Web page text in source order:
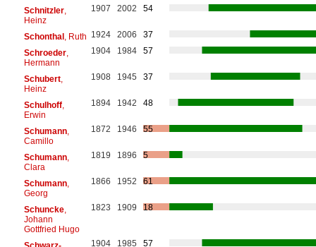
Schnitzler,
Heinz
1907 2002 54
Schonthal, Ruth 1924 2006
37
Schroeder,
Hermann
1904 1984 57
Schubert,
Heinz
1908 1945 37
Schulhoff,
Erwin
1894 1942 48
Schumann,
Camillo
1872 1946 55
Schumann,
Clara
1819 1896 5
Schumann,
Georg
1866 1952 61
Schuncke,
Johann
Gottfried Hugo
1823 1909 18
1904 1985 57